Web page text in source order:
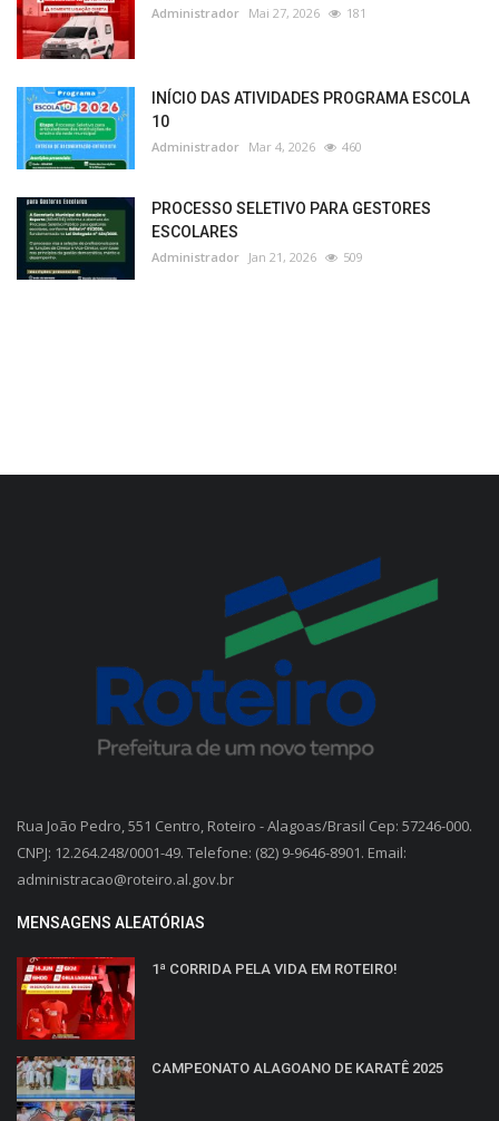
Administrador Mai 27, 2026 181
INÍCIO DAS ATIVIDADES PROGRAMA ESCOLA
10
Administrador Mar 4, 2026 460
PROCESSO SELETIVO PARA GESTORES
ESCOLARES
Administrador Jan 21, 2026 509
Rua João Pedro, 551 Centro, Roteiro - Alagoas/Brasil Cep: 57246-000.
CNPJ: 12.264.248/0001-49. Telefone: (82) 9-9646-8901. Email:
administracao@roteiro.al.gov.br
MENSAGENS ALEATÓRIAS
1ª CORRIDA PELA VIDA EM ROTEIRO!
CAMPEONATO ALAGOANO DE KARATÊ 2025